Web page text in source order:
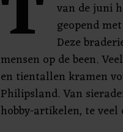
van de juni
geopend
Deze
mensen op de been.
en tientallen kramen
Philipsland. Van
hobby-artikelen, te